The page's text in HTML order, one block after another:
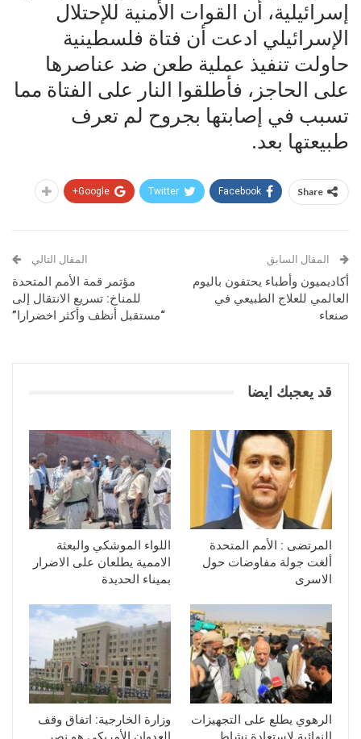
إسرائيلية، أن القوات الأمنية للإحتلال
الإسرائيلي ادعت أن فتاة فلسطينية
حاولت تنفيذ عملية طعن ضد عناصرها
على الحاجز، فأطلقوا النار على الفتاة مما
تسبب في إصابتها بجروح لم تعرف
طبيعتها بعد.
Share
Facebook
Twitter
Google+
المقال السابق
أكاديميون وأطباء يحتفون باليوم
العالمي للعلاج الطبيعي في
صنعاء
المقال التالي
مؤتمر قمة الأمم المتحدة
للمناخ: تسريع الانتقال إلى
“مستقبل أنظف وأكثر اخضرارا”
قد يعجبك ايضا
المرتضى : الأمم المتحدة
ألغت جولة مفاوضات حول
الاسرى
اللواء الموشكي والبعثة
الاممية يطلعان على الاضرار
بميناء الحديدة
الرهوي يطلع على التجهيزات
وزارة الخارجية: اتفاق وقف